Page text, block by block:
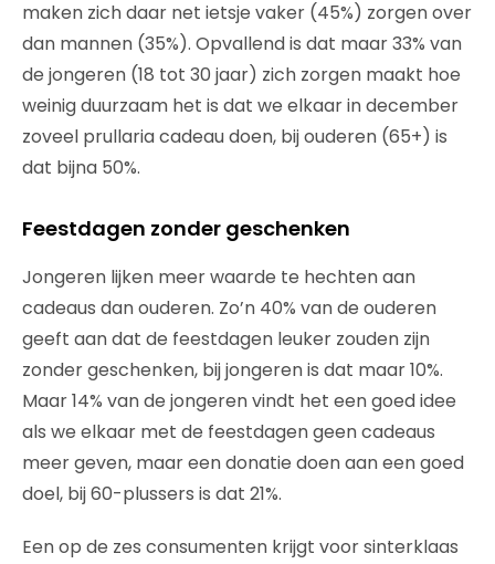
maken zich daar net ietsje vaker (45%) zorgen over
dan mannen (35%). Opvallend is dat maar 33% van
de jongeren (18 tot 30 jaar) zich zorgen maakt hoe
weinig duurzaam het is dat we elkaar in december
zoveel prullaria cadeau doen, bij ouderen (65+) is
dat bijna 50%.
Feestdagen zonder geschenken
Jongeren lijken meer waarde te hechten aan
cadeaus dan ouderen. Zo’n 40% van de ouderen
geeft aan dat de feestdagen leuker zouden zijn
zonder geschenken, bij jongeren is dat maar 10%.
Maar 14% van de jongeren vindt het een goed idee
als we elkaar met de feestdagen geen cadeaus
meer geven, maar een donatie doen aan een goed
doel, bij 60-plussers is dat 21%.
Een op de zes consumenten krijgt voor sinterklaas